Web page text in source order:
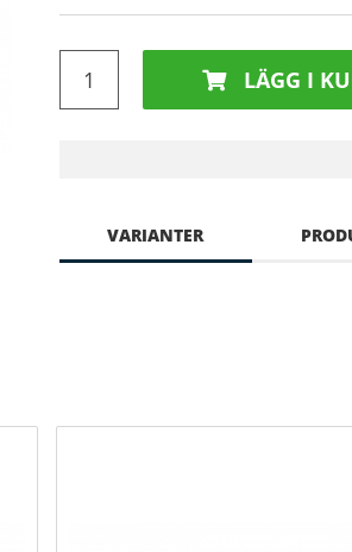
LÄGG I
VARIANTER